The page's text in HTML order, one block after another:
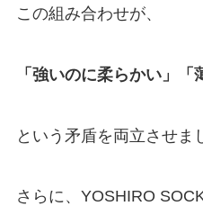
この組み合わせが、
「強いのに柔らかい」「
という矛盾を両立させま
さらに、YOSHIRO